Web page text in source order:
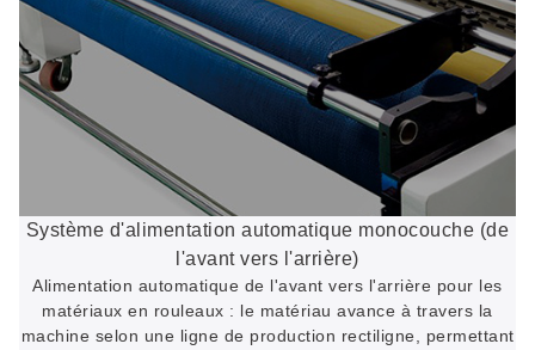
Système d'alimentation automatique monocouche (de
l'avant vers l'arrière)
Alimentation automatique de l'avant vers l'arrière pour les
matériaux en rouleaux : le matériau avance à travers la
machine selon une ligne de production rectiligne, permettant